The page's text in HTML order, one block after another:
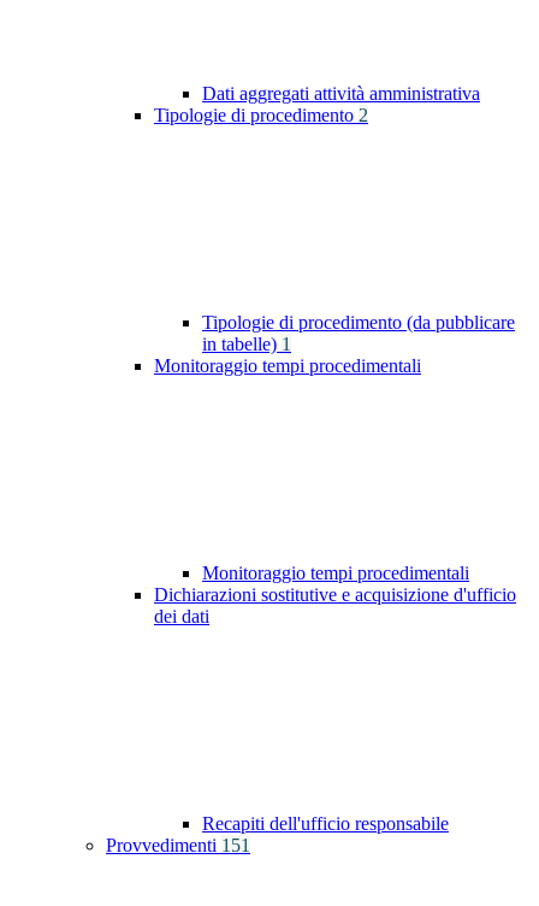
Dati aggregati attività amministrativa
Tipologie di procedimento 2
Tipologie di procedimento (da pubblicare
in tabelle) 1
Monitoraggio tempi procedimentali
Monitoraggio tempi procedimentali
Dichiarazioni sostitutive e acquisizione d'ufficio
dei dati
Recapiti dell'ufficio responsabile
Provvedimenti 151